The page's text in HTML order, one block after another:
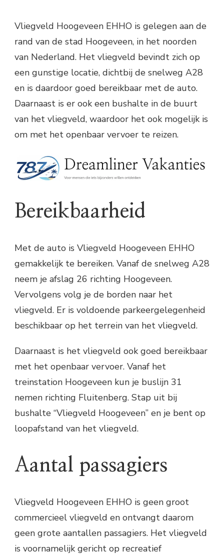
Vliegveld Hoogeveen EHHO is gelegen aan de
rand van de stad Hoogeveen, in het noorden
van Nederland. Het vliegveld bevindt zich op
een gunstige locatie, dichtbij de snelweg A28
en is daardoor goed bereikbaar met de auto.
Daarnaast is er ook een bushalte in de buurt
van het vliegveld, waardoor het ook mogelijk is
om met het openbaar vervoer te reizen.
Bereikbaarheid
Met de auto is Vliegveld Hoogeveen EHHO
gemakkelijk te bereiken. Vanaf de snelweg A28
neem je afslag 26 richting Hoogeveen.
Vervolgens volg je de borden naar het
vliegveld. Er is voldoende parkeergelegenheid
beschikbaar op het terrein van het vliegveld.
Daarnaast is het vliegveld ook goed bereikbaar
met het openbaar vervoer. Vanaf het
treinstation Hoogeveen kun je buslijn 31
nemen richting Fluitenberg. Stap uit bij
bushalte “Vliegveld Hoogeveen” en je bent op
loopafstand van het vliegveld.
Aantal passagiers
Vliegveld Hoogeveen EHHO is geen groot
commercieel vliegveld en ontvangt daarom
geen grote aantallen passagiers. Het vliegveld
is voornamelijk gericht op recreatief